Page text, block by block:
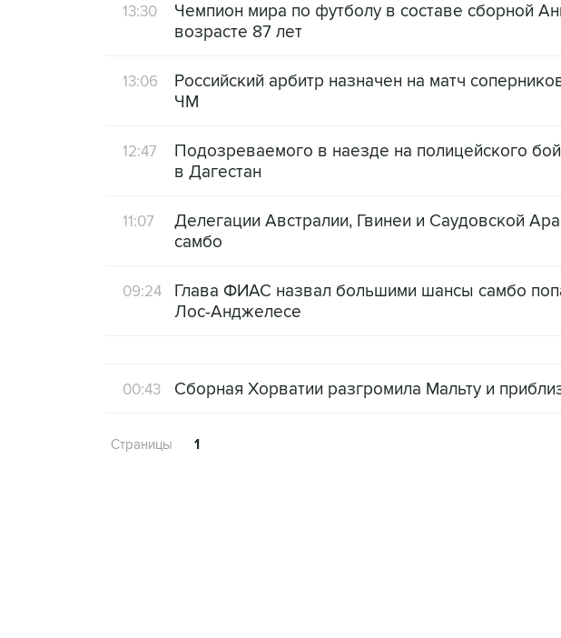
13:30
Чемпион мира по футболу в составе сборной
возрасте 87 лет
13:06
Российский арбитр назначен на матч
ЧМ
12:47
Подозреваемого в наезде на полицейского
в Дагестан
11:07
Делегации Австралии, Гвинеи и Саудовской
самбо
09:24
Глава ФИАС назвал большими шансы самбо
Лос-Анджелесе
00:43 Сборная Хорватии разгромила Мальту и
Страницы 1